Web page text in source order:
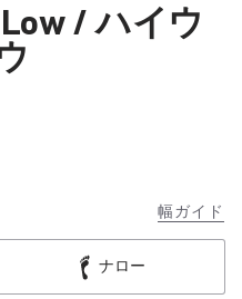
/ ハイウ
幅ガイド
ナロー